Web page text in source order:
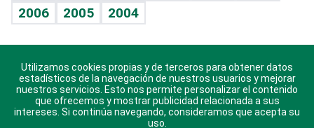
Sin complejos
En pocas palabras
Escuchando al corazón
Economía Personal
2006
2005 2004
Descarga nuestras aplicaciones para Android, iOS y
sistema Huawei.
Utilizamos cookies propias y de terceros para obtener datos
estadísticos de la navegación de nuestros usuarios y mejorar
nuestros servicios. Esto nos permite personalizar el contenido
que ofrecemos y mostrar publicidad relacionada a sus
intereses. Si continúa navegando, consideramos que acepta su
uso.